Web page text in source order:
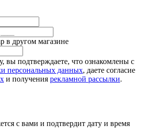
в другом магазине
вы подтверждаете, что ознакомлены с
персональных данных, даете согласие
и получения рекламной рассылки.
с вами и подтвердит дату и время